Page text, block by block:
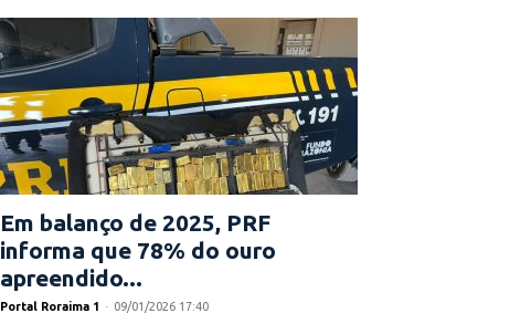
Em balanço de 2025, PRF
informa que 78% do ouro
apreendido...
Portal Roraima 1 - 09/01/2026 17:40